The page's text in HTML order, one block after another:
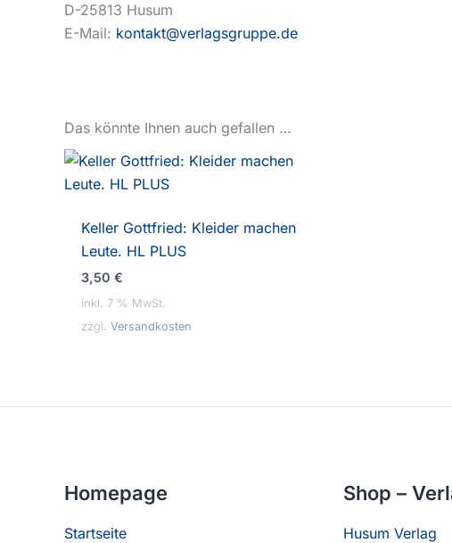
D-25813 Husum
E-Mail: kontakt@verlagsgruppe.de
Das könnte Ihnen auch gefallen …
Keller Gottfried: Kleider machen
Leute. HL PLUS
3,50€
inkl. 7 % MwSt.
zzgl.Versandkosten
Homepage
Startseite
Shop –
Husum Verlag